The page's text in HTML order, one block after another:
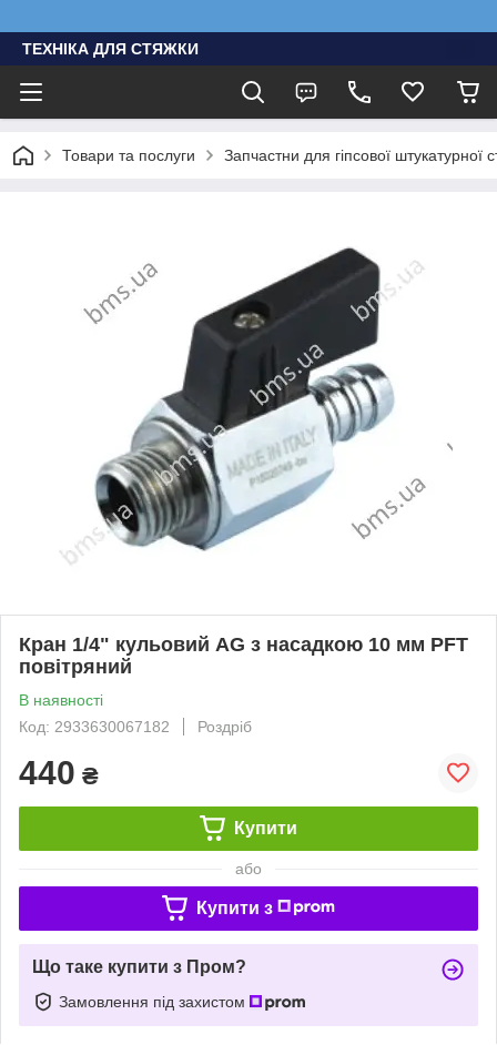
ТЕХНІКА ДЛЯ СТЯЖКИ
Товари та послуги Запчастни для гіпсової штукатурної
Кран 1/4" кульовий AG з насадкою 10 мм PFT
повітряний
В наявності
Код: 2933630067182
Роздріб
440 ₴
Купити
або
Купити з
Що таке купити з Пром?
Замовлення під захистом